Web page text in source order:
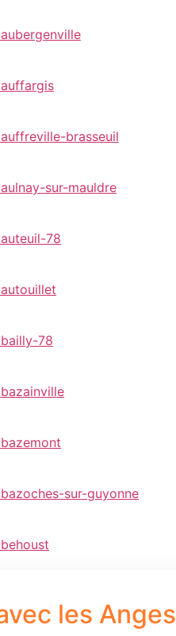
brasseuil
sur-mauldre
78
78
sur-guyonne
les Anges